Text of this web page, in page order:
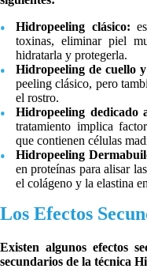
Hidropeeling clásico:
toxinas, eliminar piel
hidratarla y protegerla.
Hidropeeling de cuello y
peeling clásico, pero
el rostro.
Hidropeeling dedicado
tratamiento implica
que contienen células
Hidropeeling
en proteínas para alisar
el colágeno y la elastina
Los Efectos
Existen algunos efectos
secundarios de la técnica